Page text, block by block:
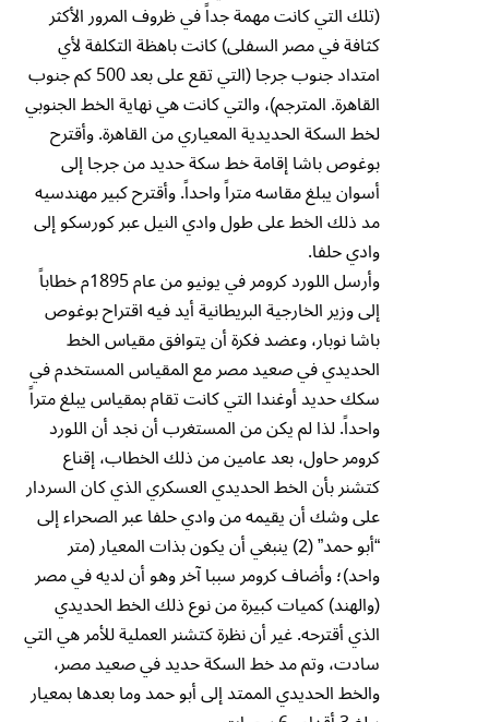
(تلك التي كانت مهمة جداً في ظروف المرور الأكثر
كثافة في مصر السفلى) كانت باهظة التكلفة لأي
امتداد جنوب جرجا (التي تقع على بعد 500 كم جنوب
القاهرة. المترجم)، والتي كانت هي نهاية الخط الجنوبي
لخط السكة الحديدية المعياري من القاهرة. وأقترح
بوغوص باشا إقامة خط سكة حديد من جرجا إلى
أسوان يبلغ مقاسه متراً واحداً. وأقترح كبير مهندسيه
مد ذلك الخط على طول وادي النيل عبر كورسكو إلى
وادي حلفا.
وأرسل اللورد كرومر في يونيو من عام 1895م خطاباً
إلى وزير الخارجية البريطانية أيد فيه اقتراح بوغوص
باشا نوبار، وعضد فكرة أن يتوافق مقياس الخط
الحديدي في صعيد مصر مع المقياس المستخدم في
سكك حديد أوغندا التي كانت تقام بمقياس يبلغ متراً
واحداً. لذا لم يكن من المستغرب أن نجد أن اللورد
كرومر حاول، بعد عامين من ذلك الخطاب، إقناع
كتشنر بأن الخط الحديدي العسكري الذي كان السردار
على وشك أن يقيمه من وادي حلفا عبر الصحراء إلى
“أبو حمد” (2) ينبغي أن يكون بذات المعيار (متر
واحد)؛ وأضاف كرومر سببا آخر وهو أن لديه في مصر
(والهند) كميات كبيرة من نوع ذلك الخط الحديدي
الذي أقترحه. غير أن نظرة كتشنر العملية للأمر هي التي
سادت، وتم مد خط السكة حديد في صعيد مصر،
والخط الحديدي الممتد إلى أبو حمد وما بعدها بمعيار